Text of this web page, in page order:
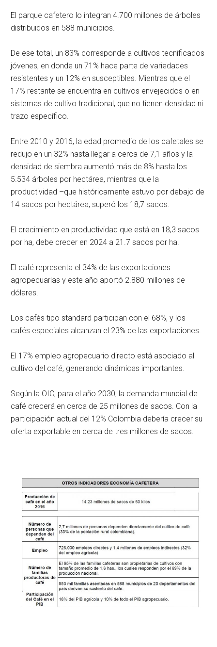
El parque cafetero lo integran 4.700 millones de árboles
distribuidos en 588 municipios.
De ese total, un 83% corresponde a cultivos tecnificados
jóvenes, en donde un 71% hace parte de variedades
resistentes y un 12% en susceptibles. Mientras que el
17% restante se encuentra en cultivos envejecidos o en
sistemas de cultivo tradicional, que no tienen densidad ni
trazo específico.
Entre 2010 y 2016, la edad promedio de los cafetales se
redujo en un 32% hasta llegar a cerca de 7,1 años y la
densidad de siembra aumentó más de 8% hasta los
5.534 árboles por hectárea, mientras que la
productividad –que históricamente estuvo por debajo de
14 sacos por hectárea, superó los 18,7 sacos.
El crecimiento en productividad que está en 18,3 sacos
por ha, debe crecer en 2024 a 21.7 sacos por ha.
El café representa el 34% de las exportaciones
agropecuarias y este año aportó 2.880 millones de
dólares.
Los cafés tipo standard participan con el 68%, y los
cafés especiales alcanzan el 23% de las exportaciones.
El 17% empleo agropecuario directo está asociado al
cultivo del café, generando dinámicas importantes.
Según la OIC, para el año 2030, la demanda mundial de
café crecerá en cerca de 25 millones de sacos. Con la
participación actual del 12% Colombia debería crecer su
oferta exportable en cerca de tres millones de sacos.